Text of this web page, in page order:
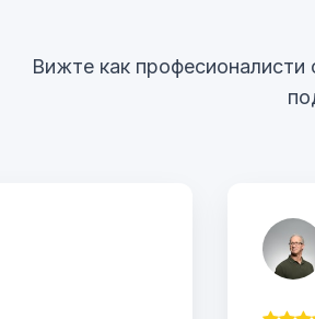
Вижте как професионалисти